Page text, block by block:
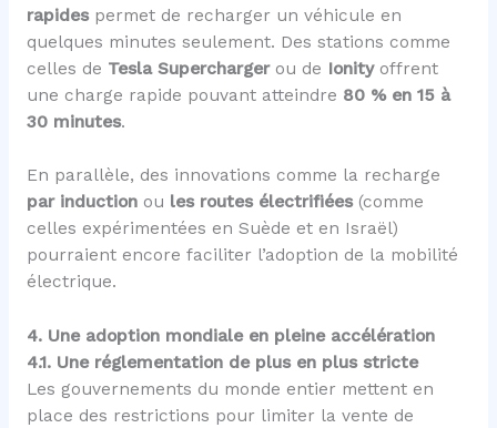
rapidespermet de recharger un véhicule en
quelques minutes seulement. Des stations comme
celles de Tesla Superchargerou de Ionityoffrent
une charge rapide pouvant atteindre 80 % en 15 à
30 minutes.
En parallèle, des innovations comme la recharge
par inductionou les routes électrifiées(comme
celles expérimentées en Suède et en Israël)
pourraient encore faciliter l’adoption de la mobilité
électrique.
4. Une adoption mondiale en pleine accélération
4.1. Une réglementation de plus en plus stricte
Les gouvernements du monde entier mettent en
place des restrictions pour limiter la vente de